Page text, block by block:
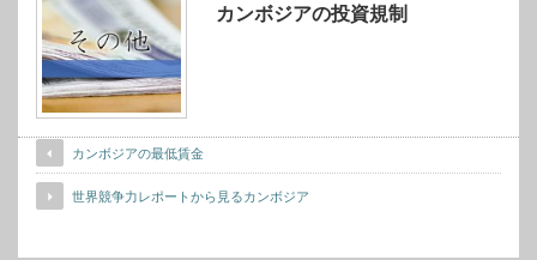
カンボジアの投資規制
カンボジアの最低賃金
世界競争力レポートから見るカンボジア